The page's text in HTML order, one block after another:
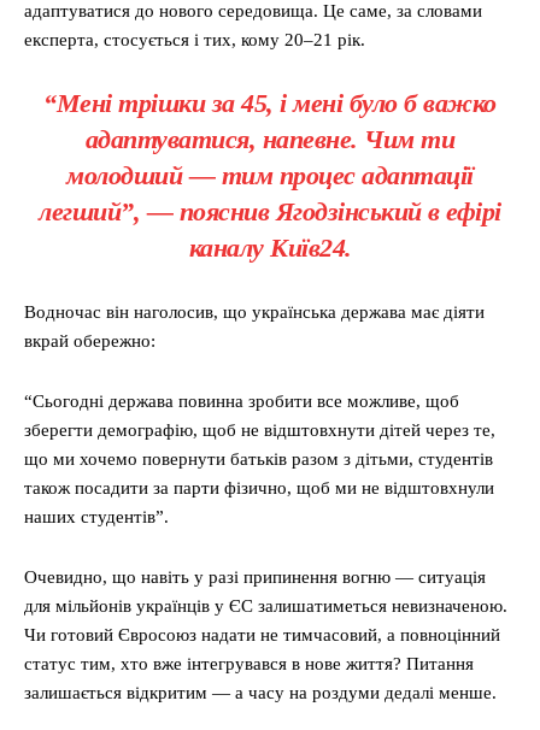
адаптуватися до нового середовища. Це саме, за словами
експерта, стосується і тих, кому 20–21 рік.
“Мені трішки за 45, і мені було б важко
адаптуватися, напевне. Чим ти
молодший — тим процес адаптації
легший”, — пояснив Ягодзінський в ефірі
каналу Київ24.
Водночас він наголосив, що українська держава має діяти
вкрай обережно:
“Сьогодні держава повинна зробити все можливе, щоб
зберегти демографію, щоб не відштовхнути дітей через те,
що ми хочемо повернути батьків разом з дітьми, студентів
також посадити за парти фізично, щоб ми не відштовхнули
наших студентів”.
Очевидно, що навіть у разі припинення вогню — ситуація
для мільйонів українців у ЄС залишатиметься невизначеною.
Чи готовий Євросоюз надати не тимчасовий, а повноцінний
статус тим, хто вже інтегрувався в нове життя? Питання
залишається відкритим — а часу на роздуми дедалі менше.